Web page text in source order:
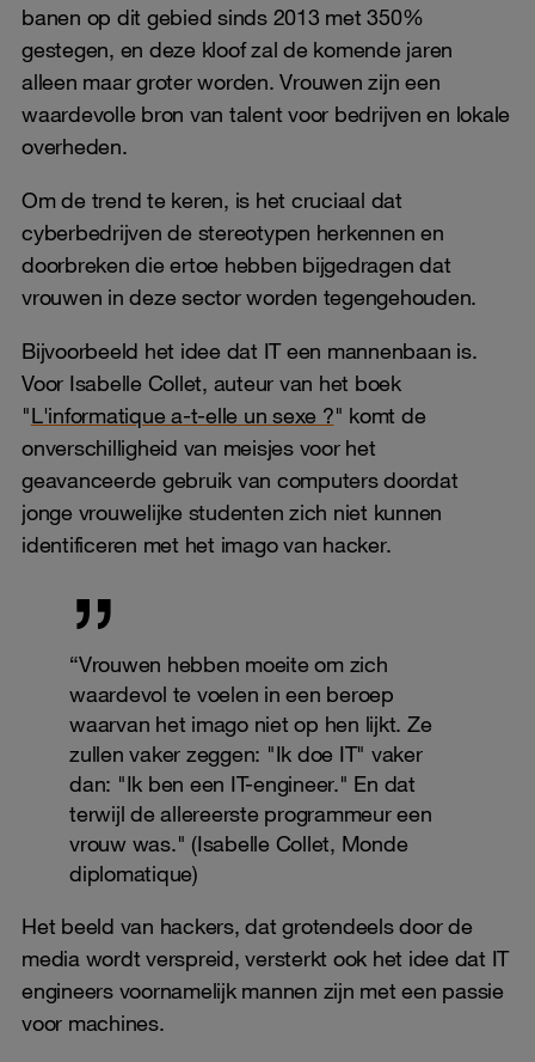
banen op dit gebied sinds 2013 met 350%
gestegen, en deze kloof zal de komende jaren
alleen maar groter worden. Vrouwen zijn een
waardevolle bron van talent voor bedrijven en lokale
overheden.
Om de trend te keren, is het cruciaal dat
cyberbedrijven de stereotypen herkennen en
doorbreken die ertoe hebben bijgedragen dat
vrouwen in deze sector worden tegengehouden.
Bijvoorbeeld het idee dat IT een mannenbaan is.
Voor Isabelle Collet, auteur van het boek
"L'informatique a-t-elle un sexe ?" komt de
onverschilligheid van meisjes voor het
geavanceerde gebruik van computers doordat
jonge vrouwelijke studenten zich niet kunnen
identificeren met het imago van hacker.
“Vrouwen hebben moeite om zich
waardevol te voelen in een beroep
waarvan het imago niet op hen lijkt. Ze
zullen vaker zeggen: "Ik doe IT" vaker
dan: "Ik ben een IT-engineer." En dat
terwijl de allereerste programmeur een
vrouw was." (Isabelle Collet, Monde
diplomatique)
Het beeld van hackers, dat grotendeels door de
media wordt verspreid, versterkt ook het idee dat IT
engineers voornamelijk mannen zijn met een passie
voor machines.